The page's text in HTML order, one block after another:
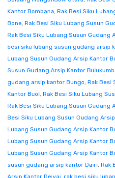
Kantor Bombana, Rak Besi Siku
Bone, Rak Besi Siku Lubang Susun
Rak Besi Siku Lubang Susun Gudang
besi siku lubang susun gudang arsip
Lubang Susun Gudang Arsip Kantor
Susun Gudang Arsip Kantor
gudang arsip kantor Bungo, Rak Besi
Kantor Buol, Rak Besi Siku Lubang
Rak Besi Siku Lubang Susun Gudang
Besi Siku Lubang Susun Gudang
Lubang Susun Gudang Arsip Kantor
Lubang Susun Gudang Arsip Kantor
Lubang Susun Gudang Arsip Kantor
susun gudang arsip kantor Dairi, Rak
Arsip Kantor Deiyai, rak besi siku